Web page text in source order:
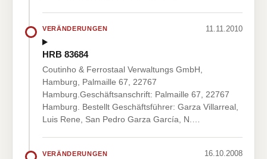
VERÄNDERUNGEN 11.11.2010
HRB 83684
Coutinho & Ferrostaal Verwaltungs GmbH,
Hamburg, Palmaille 67, 22767
Hamburg.Geschäftsanschrift: Palmaille 67, 22767
Hamburg. Bestellt Geschäftsführer: Garza Villarreal,
Luis Rene, San Pedro Garza García, N.…
VERÄNDERUNGEN 16.10.2008